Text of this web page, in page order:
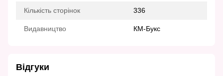
Кількість сторінок 336
Видавництво КМ-Букс
Відгуки